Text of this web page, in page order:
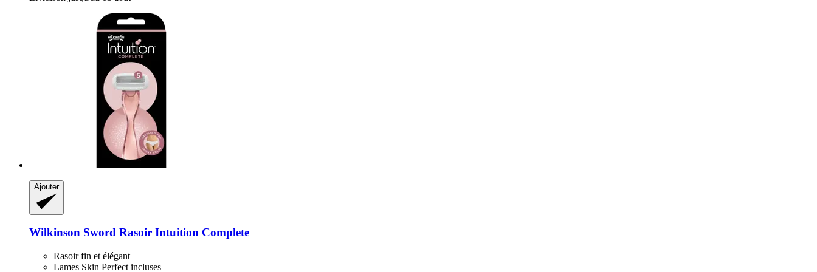
Ajouter
Wilkinson Sword Rasoir Intuition Complete
Rasoir fin et élégant
Lames Skin Perfect incluses